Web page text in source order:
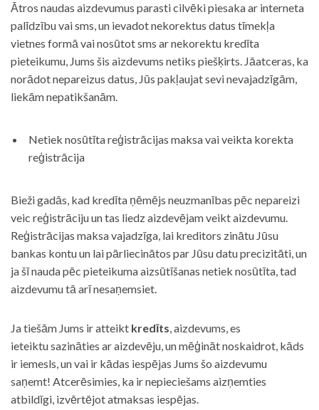
Ātros naudas aizdevumus parasti cilvēki piesaka ar interneta
palīdzību vai sms, un ievadot nekorektus datus tīmekļa
vietnes formā vai nosūtot sms ar nekorektu kredīta
pieteikumu, Jums šis aizdevums netiks piešķirts. Jāatceras, ka
norādot nepareizus datus, Jūs pakļaujat sevi nevajadzīgām,
liekām nepatikšanām.
Netiek nosūtīta reģistrācijas maksa vai veikta korekta
reģistrācija
Bieži gadās, kad kredīta ņēmējs neuzmanības pēc nepareizi
veic reģistrāciju un tas liedz aizdevējam veikt aizdevumu.
Reģistrācijas maksa vajadzīga, lai kreditors zinātu Jūsu
bankas kontu un lai pārliecinātos par Jūsu datu precizitāti, un
ja šī nauda pēc pieteikuma aizsūtīšanas netiek nosūtīta, tad
aizdevumu tā arī nesaņemsiet.
Ja tiešām Jums ir atteikt kredīts, aizdevums, es
ieteiktu sazināties ar aizdevēju, un mēģināt noskaidrot, kāds
ir iemesls, un vai ir kādas iespējas Jums šo aizdevumu
saņemt! Atcerēsimies, ka ir nepieciešams aizņemties
atbildīgi, izvērtējot atmaksas iespējas.